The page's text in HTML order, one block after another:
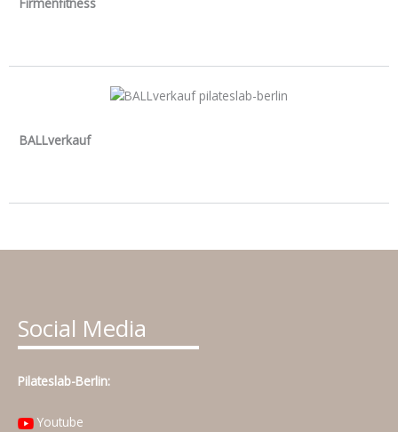
Firmenfitness
BALLverkauf
Social Media
Pilateslab-Berlin:
Youtube